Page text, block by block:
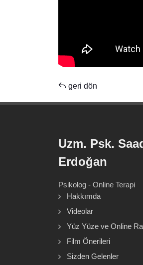
geri dön
Uzm. Psk.
Erdoğan
Psikolog - Online Terapi
Hakkımda
Videolar
Yüz Yüze ve Online
Film Önerileri
Sizden Gelenler